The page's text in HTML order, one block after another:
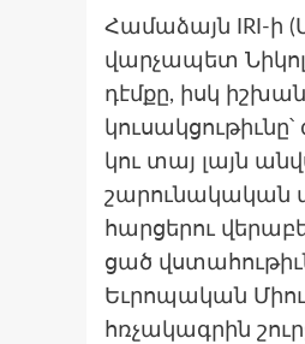
Համաձայն IRI-ի
վարչապետ
դէմքը, իսկ
կու տայ լայն
շարունակական
հարցերու
ցած
Եւրոպական
հռչակագրին